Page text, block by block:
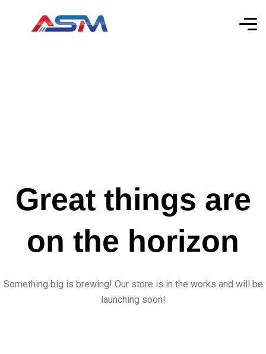
Great things are
on the horizon
Something big is brewing! Our store is in the works and will be
launching soon!